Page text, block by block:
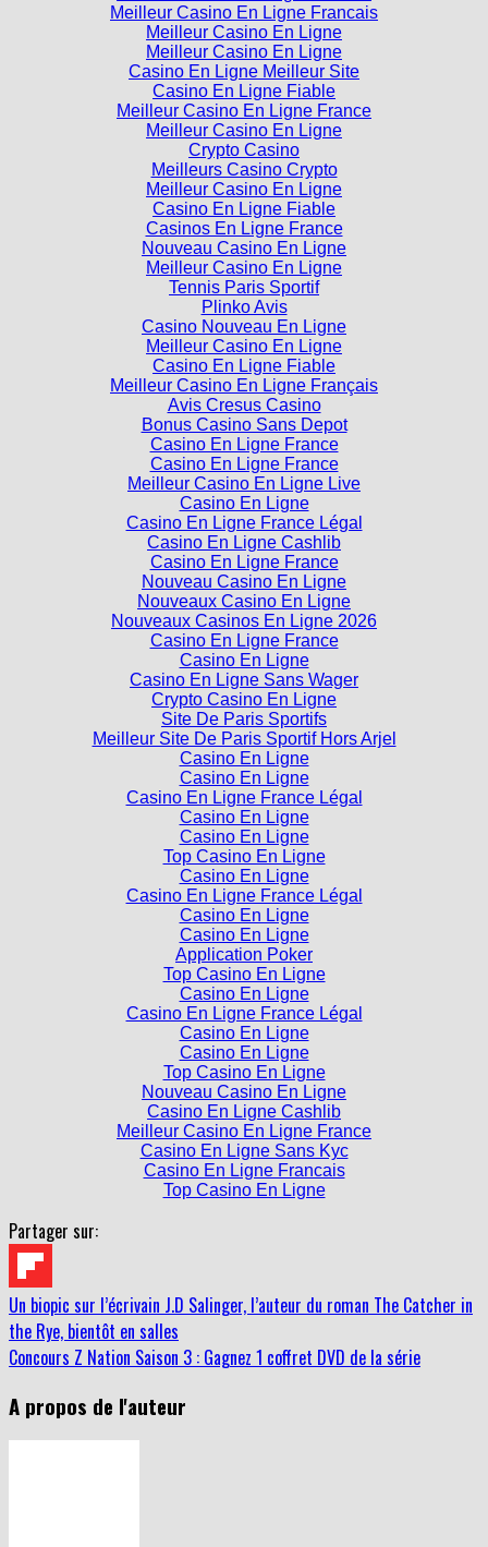
Meilleur Casino En Ligne
Meilleur Casino En Ligne
Casino En Ligne Meilleur Site
Casino En Ligne Fiable
Meilleur Casino En Ligne France
Meilleur Casino En Ligne
Crypto Casino
Meilleurs Casino Crypto
Meilleur Casino En Ligne
Casino En Ligne Fiable
Casinos En Ligne France
Nouveau Casino En Ligne
Meilleur Casino En Ligne
Tennis Paris Sportif
Plinko Avis
Casino Nouveau En Ligne
Meilleur Casino En Ligne
Casino En Ligne Fiable
Meilleur Casino En Ligne Français
Avis Cresus Casino
Bonus Casino Sans Depot
Casino En Ligne France
Casino En Ligne France
Meilleur Casino En Ligne Live
Casino En Ligne
Casino En Ligne France Légal
Casino En Ligne Cashlib
Casino En Ligne France
Nouveau Casino En Ligne
Nouveaux Casino En Ligne
Nouveaux Casinos En Ligne 2026
Casino En Ligne France
Casino En Ligne
Casino En Ligne Sans Wager
Crypto Casino En Ligne
Site De Paris Sportifs
Meilleur Site De Paris Sportif Hors Arjel
Casino En Ligne
Casino En Ligne
Casino En Ligne France Légal
Casino En Ligne
Casino En Ligne
Top Casino En Ligne
Casino En Ligne
Casino En Ligne France Légal
Casino En Ligne
Casino En Ligne
Application Poker
Top Casino En Ligne
Casino En Ligne
Casino En Ligne France Légal
Casino En Ligne
Casino En Ligne
Top Casino En Ligne
Nouveau Casino En Ligne
Casino En Ligne Cashlib
Meilleur Casino En Ligne France
Casino En Ligne Sans Kyc
Casino En Ligne Francais
Top Casino En Ligne
Un biopic sur l’écrivain J.D Salinger, l’auteur du roman The Catcher in
the Rye, bientôt en salles
Concours Z Nation Saison 3 : Gagnez 1 coffret DVD de la série